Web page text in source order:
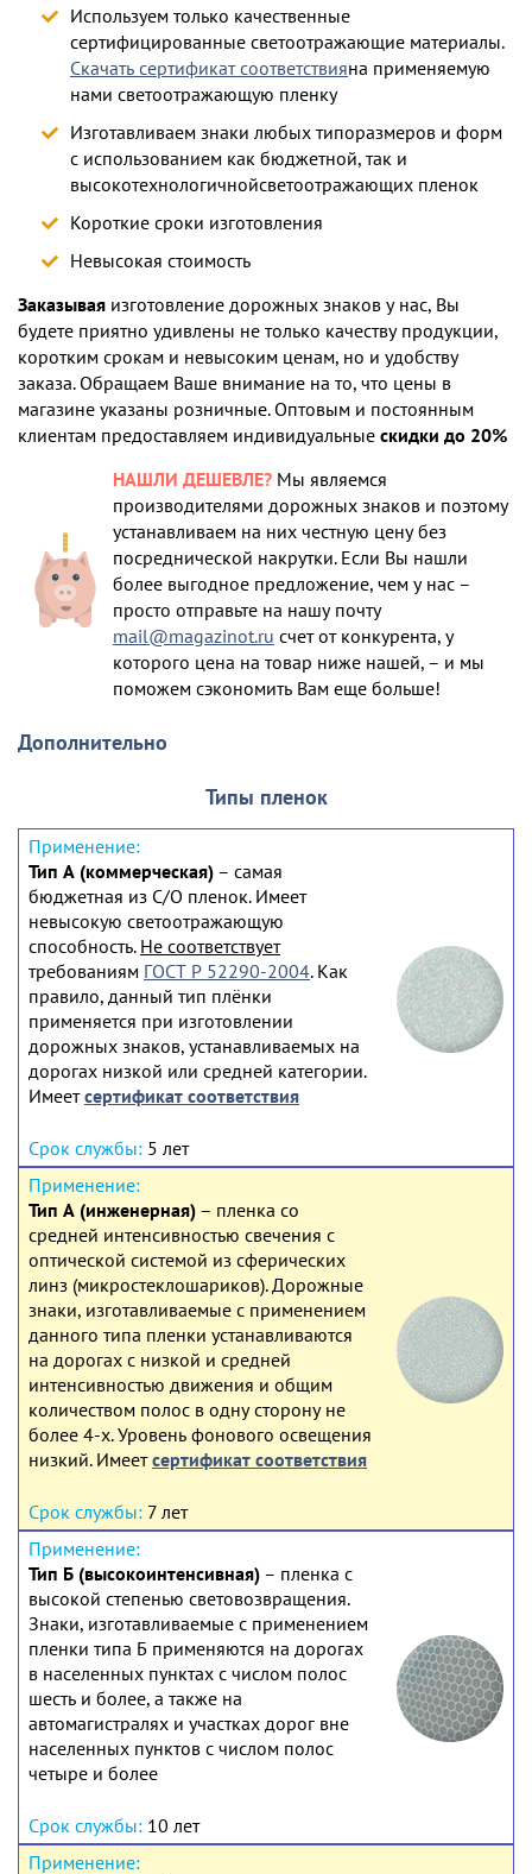
Используем только качественные
сертифицированные светоотражающие материалы.
Скачать сертификат соответствияна применяемую
нами светоотражающую пленку
Изготавливаем знаки любых типоразмеров и форм
с использованием как бюджетной, так и
высокотехнологичнойсветоотражающих пленок
Короткие сроки изготовления
Невысокая стоимость
Заказывая изготовление дорожных знаков у нас, Вы
будете приятно удивлены не только качеству продукции,
коротким срокам и невысоким ценам, но и удобству
заказа. Обращаем Ваше внимание на то, что цены в
магазине указаны розничные. Оптовым и постоянным
клиентам предоставляем индивидуальные скидки до 20%
НАШЛИ ДЕШЕВЛЕ? Мы являемся
производителями дорожных знаков и поэтому
устанавливаем на них честную цену без
посреднической накрутки. Если Вы нашли
более выгодное предложение, чем у нас –
просто отправьте на нашу почту
mail@magazinot.ru счет от конкурента, у
которого цена на товар ниже нашей, – и мы
поможем сэкономить Вам еще больше!
Дополнительно
Типы пленок
Тип А (коммерческая) – самая
бюджетная из С/О пленок. Имеет
невысокую светоотражающую
способность. Не соответствует
требованиям ГОСТ Р 52290-2004. Как
правило, данный тип плёнки
применяется при изготовлении
дорожных знаков, устанавливаемых на
дорогах низкой или средней категории.
Имеетсертификат соответствия
5 лет
Тип А (инженерная) – пленка со
средней интенсивностью свечения с
оптической системой из сферических
линз (микростеклошариков). Дорожные
знаки, изготавливаемые с применением
данного типа пленки устанавливаются
на дорогах с низкой и средней
интенсивностью движения и общим
количеством полос в одну сторону не
более 4-х. Уровень фонового освещения
низкий. Имеетсертификат соответствия
7 лет
Тип Б (высокоинтенсивная) – пленка с
высокой степенью световозвращения.
Знаки, изготавливаемые с применением
пленки типа Б применяются на дорогах
в населенных пунктах с числом полос
шесть и более, а также на
автомагистралях и участках дорог вне
населенных пунктов с числом полос
четыре и более
10 лет